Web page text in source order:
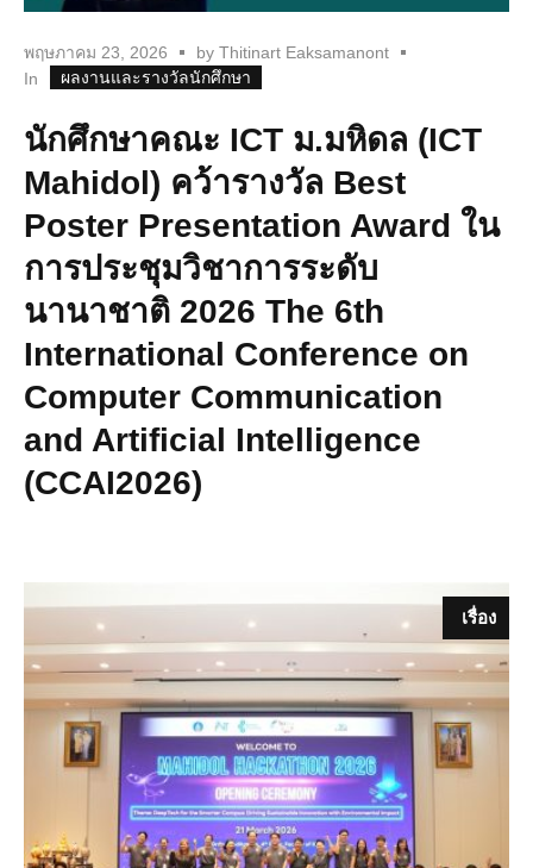
พฤษภาคม 23, 2026 by Thitinart Eaksamanont
In
ผลงานและรางวัลนักศึกษา
นักศึกษาคณะ ICT ม.มหิดล (ICT
Mahidol) คว้ารางวัล Best
Poster Presentation Award ใน
การประชุมวิชาการระดับ
นานาชาติ 2026 The 6th
International Conference on
Computer Communication
and Artificial Intelligence
(CCAI2026)
เรื่อง